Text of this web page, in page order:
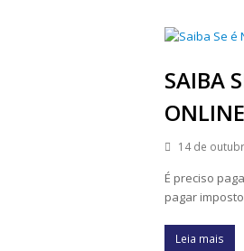
SAIBA
ONLINE
14 de
É preciso
pagar
Leia mais